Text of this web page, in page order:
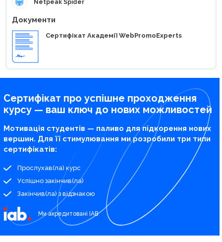
Netpeak Spider
Документи
Сертифікат Академії WebPromoExperts
Сертифікат про успішне проходження
курсу — ваш ключ до нових можливостей
Мотивація студентів — паливо для підкорення нових
вершин. Для її стимулювання ми розробили три типи
сертифікатів:
Прослухав(ла) курс
Успішно закінчив(ла)
Закінчив(ла) з відзнакою
Ми акредитовані IAB